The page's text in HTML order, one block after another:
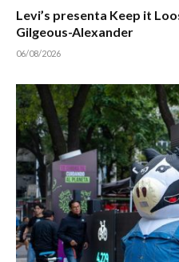
Levi’s presenta Keep it
Gilgeous-Alexander
06/08/2026